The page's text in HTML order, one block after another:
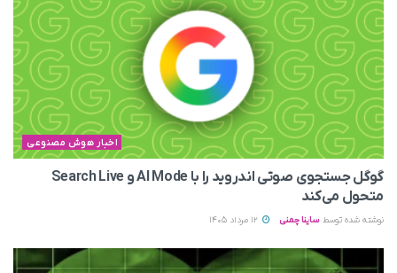
اخبار هوش مصنوعی
گوگل جستجوی صوتی اندروید را با AI Mode و Search Live
متحول می‌کند
نوشته شده توسط ساینا چمنی